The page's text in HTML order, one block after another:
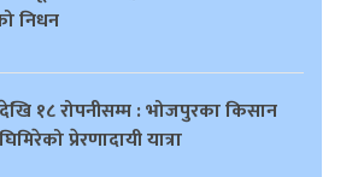
निधन
१८ रोपनीसम्म : भोजपुरका किसान
प्रेरणादायी यात्रा